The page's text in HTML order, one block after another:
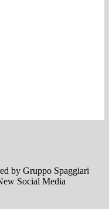
by Gruppo Spaggiari
Social Media